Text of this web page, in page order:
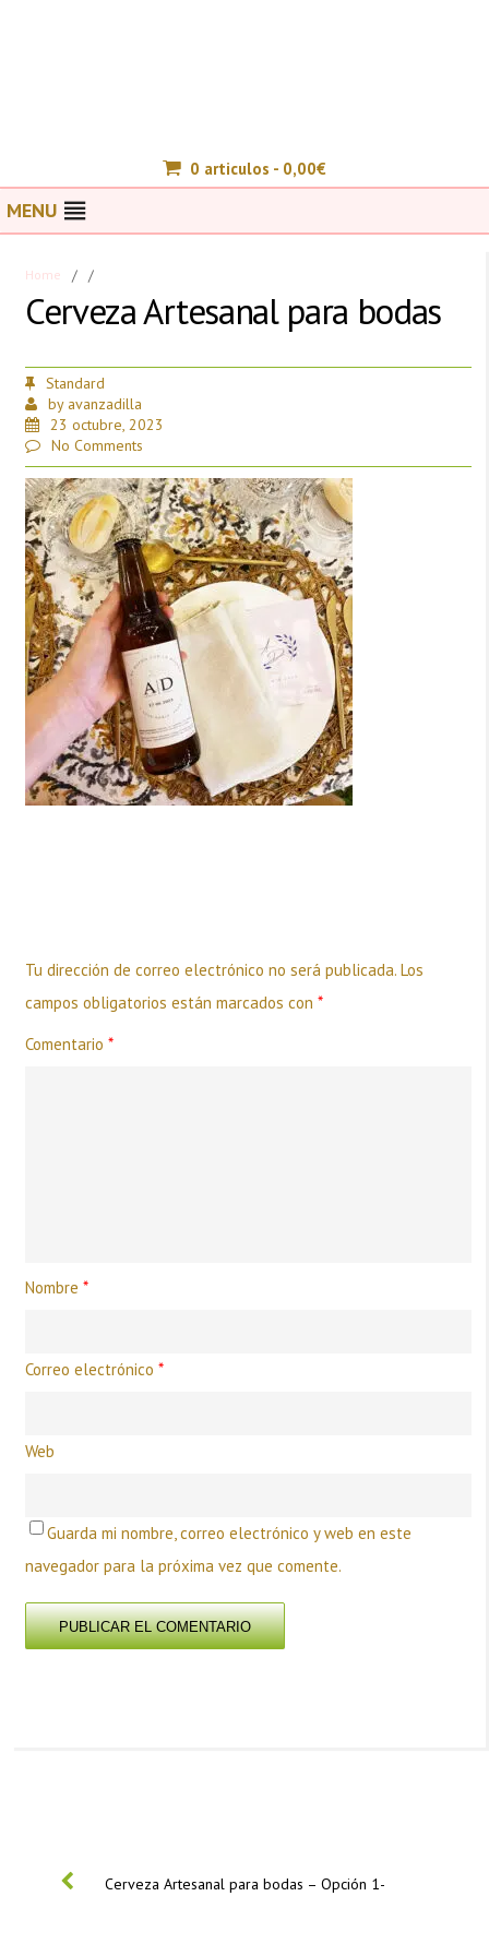
0 articulos - 0,00€
MENU
Home / /
Cerveza Artesanal para bodas
Standard
by avanzadilla
23 octubre, 2023
No Comments
Tu dirección de correo electrónico no será publicada. Los
campos obligatorios están marcados con*
Comentario*
Nombre*
Correo electrónico*
Web
Guarda mi nombre, correo electrónico y web en este
navegador para la próxima vez que comente.
Cerveza Artesanal para bodas – Opción 1-